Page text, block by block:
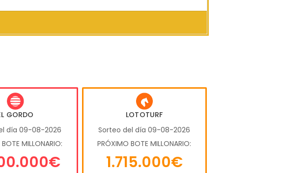
GORDO
día 09-08-2026
MILLONARIO:
LOTOTURF
Sorteo del día 09-08-2026
PRÓXIMO BOTE MILLONARIO:
1.715.000€